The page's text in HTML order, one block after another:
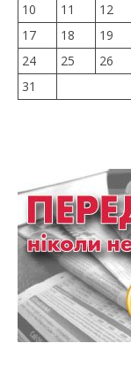
10
11 12
17
18 19
24
25 26
31